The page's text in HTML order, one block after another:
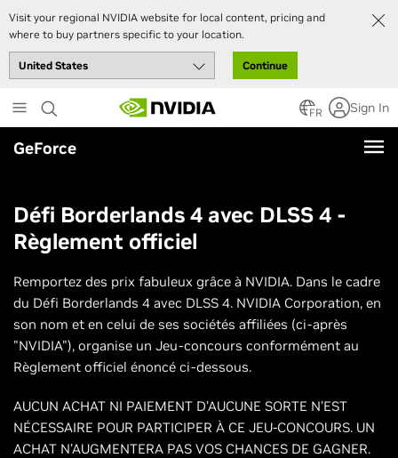
Visit your regional NVIDIA website for local content, pricing and
where to buy partners specific to your location.
Continue
to
main
content
FR Sign In
GeForce
Défi Borderlands 4 avec DLSS 4 -
Règlement officiel
Remportez des prix fabuleux grâce à NVIDIA. Dans le cadre
du Défi Borderlands 4 avec DLSS 4. NVIDIA Corporation, en
son nom et en celui de ses sociétés affiliées (ci-après
"NVIDIA"), organise un Jeu-concours conformément au
Règlement officiel énoncé ci-dessous.
AUCUN ACHAT NI PAIEMENT D’AUCUNE SORTE N’EST
NÉCESSAIRE POUR PARTICIPER À CE JEU-CONCOURS. UN
ACHAT N’AUGMENTERA PAS VOS CHANCES DE GAGNER.